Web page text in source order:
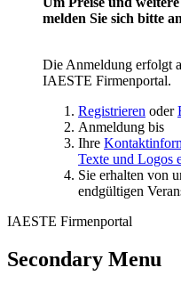
melden Sie sich bitte
Die Anmeldung erfolgt
IAESTE Firmenportal.
Registrieren oder
Anmeldung bis
Ihre
Texte und Logos
Sie erhalten von
endgültigen
IAESTE Firmenportal
Secondary Menu